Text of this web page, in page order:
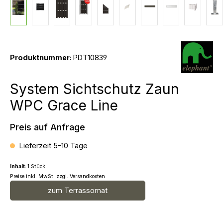
Produktnummer: PDT10839
System Sichtschutz Zaun
WPC Grace Line
Preis auf Anfrage
Lieferzeit 5-10 Tage
Inhalt:1 Stück
Preise inkl. MwSt. zzgl. Versandkosten
zum Terrassomat